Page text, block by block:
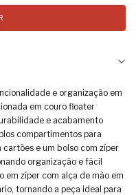
e organização em
em couro floater
e acabamento
compartimentos para
e um bolso com zíper
organização e fácil
em zíper com alça de mão em
tornando a peça ideal para